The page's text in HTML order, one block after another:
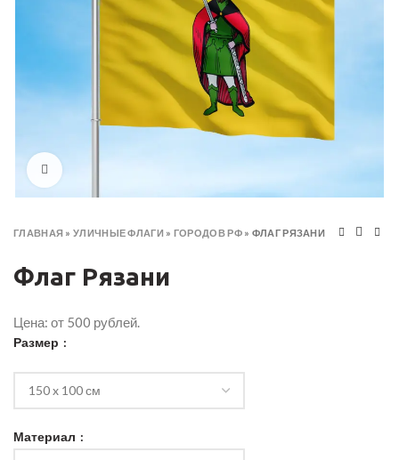
ГЛАВНАЯ »УЛИЧНЫЕ ФЛАГИ » ГОРОДОВ РФ» ФЛАГ РЯЗАНИ
Флаг Рязани
Цена: от 500 рублей.
Размер
Материал